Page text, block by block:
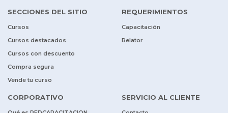
SECCIONES DEL SITIO
Cursos
Cursos destacados
Cursos con descuento
Compra segura
Vende tu curso
REQUERIMIENTOS
Capacitación
Relator
CORPORATIVO SERVICIO AL CLIENTE